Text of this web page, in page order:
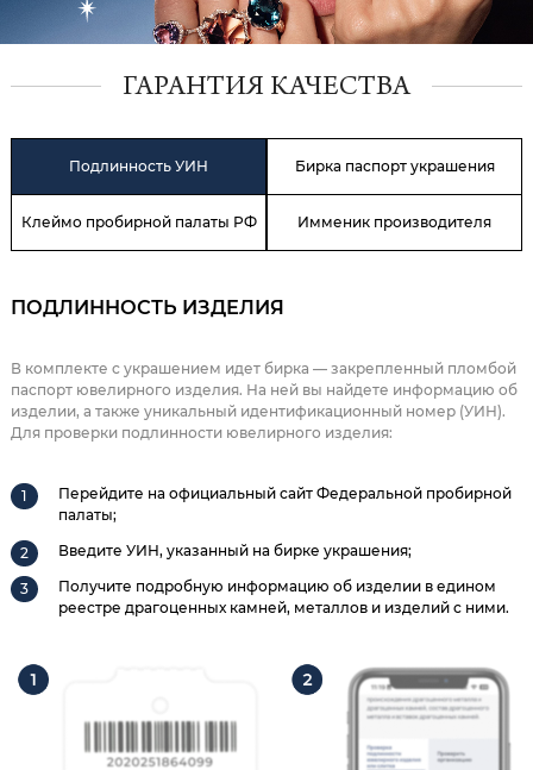
ГАРАНТИЯ КАЧЕСТВА
Подлинность УИН Бирка паспорт украшения
Клеймо пробирной палаты РФ Имменик производителя
ПОДЛИННОСТЬ ИЗДЕЛИЯ
В комплекте с украшением идет бирка — закрепленный пломбой
паспорт ювелирного изделия. На ней вы найдете информацию об
изделии, а также уникальный идентификационный номер (УИН).
Для проверки подлинности ювелирного изделия:
Перейдите на официальный сайт Федеральной пробирной
палаты;
Введите УИН, указанный на бирке украшения;
Получите подробную информацию об изделии в едином
реестре драгоценных камней, металлов и изделий с ними.